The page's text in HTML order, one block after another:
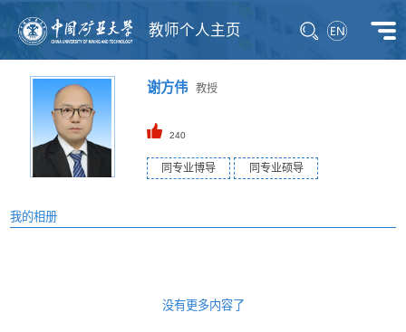
教师个人主页
谢方伟教授
240
同专业博导 同专业硕导
我的相册
没有更多内容了